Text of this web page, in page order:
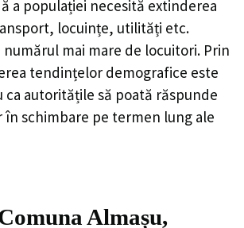
a populației necesită extinderea
locuințe, utilități etc.
mai mare de locuitori. Prin
tendințelor demografice este
ca autoritățile să poată răspunde
schimbare pe termen lung ale
Almașu,